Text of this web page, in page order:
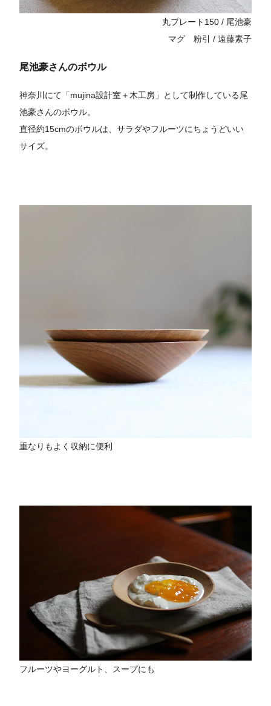
丸プレート150 / 尾池豪
マグ 粉引 / 遠藤素子
尾池豪さんのボウル
神奈川にて「mujina設計室＋木工房」として制作している尾
池豪さんのボウル。
直径約15cmのボウルは、サラダやフルーツにちょうどいい
サイズ。
重なりもよく収納に便利
フルーツやヨーグルト、スープにも